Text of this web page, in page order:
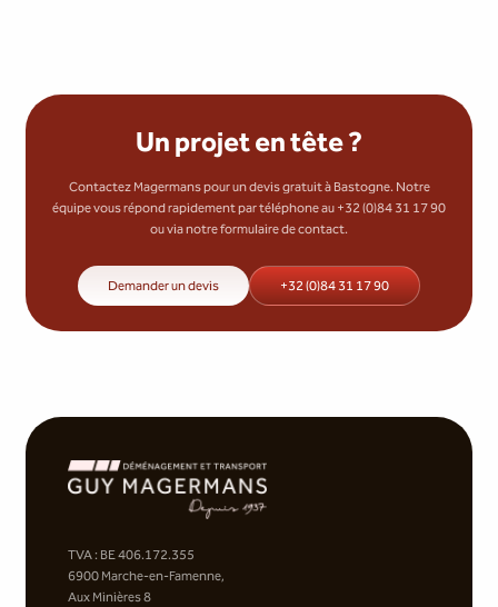
Un projet en tête ?
Contactez Magermans pour un devis gratuit à Bastogne. Notre
équipe vous répond rapidement par téléphone au +32 (0)84 31 17 90
ou via notre formulaire de contact.
Demander un devis +32 (0)84 31 17 90
TVA : BE 406.172.355
6900 Marche-en-Famenne,
Aux Minières 8